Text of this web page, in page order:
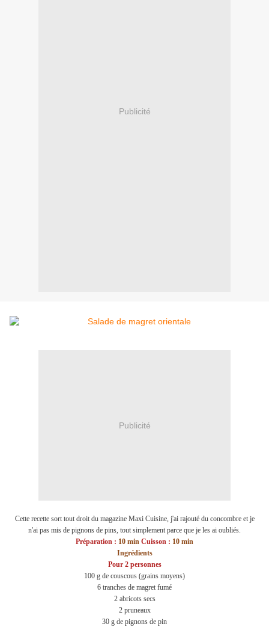
Publicité
Publicité
Cette recette sort tout droit du magazine Maxi Cuisine, j'ai rajouté du concombre et je
n'ai pas mis de pignons de pins, tout simplement parce que je les ai oubliés.
Préparation : 10 min Cuisson : 10 min
Ingrédients
Pour 2 personnes
100 g de couscous (grains moyens)
6 tranches de magret fumé
2 abricots secs
2 pruneaux
30 g de pignons de pin